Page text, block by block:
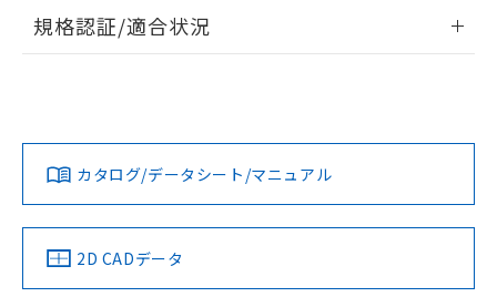
ログイン/会員登録
ダウンロードデータをご利用いただく前に、以下を必ずお読
みください。
ソフトウェアの使用条件
EU RoHS 注意事項・凡例
対応済み
中国 RoHS 注意事項・凡例
規格認証/適合状況
LR型式承認
（イギリス
船舶規格）
DNV型式承認
（ノルウェー
BV型式承認
（フランス
KR型式
（韓国
No No No No
カタログ/データシート/マニュアル
2D CADデータ